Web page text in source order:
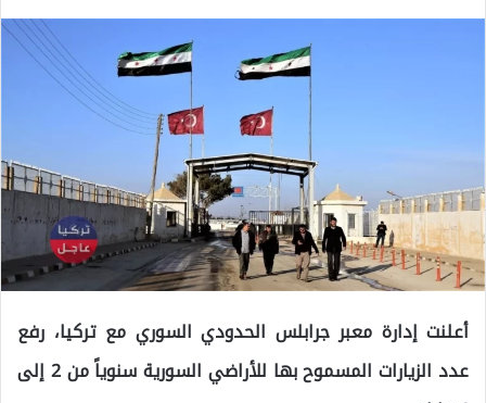
أعلنت إدارة معبر جرابلس الحدودي السوري مع تركيا، رفع
عدد الزيارات المسموح بها للأراضي السورية سنوياً من 2 إلى